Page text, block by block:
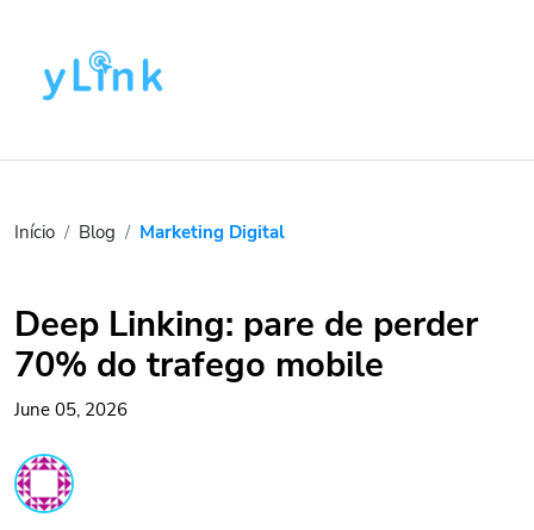
Início Blog Marketing Digital
Deep Linking: pare de perder
70% do trafego mobile
June 05, 2026